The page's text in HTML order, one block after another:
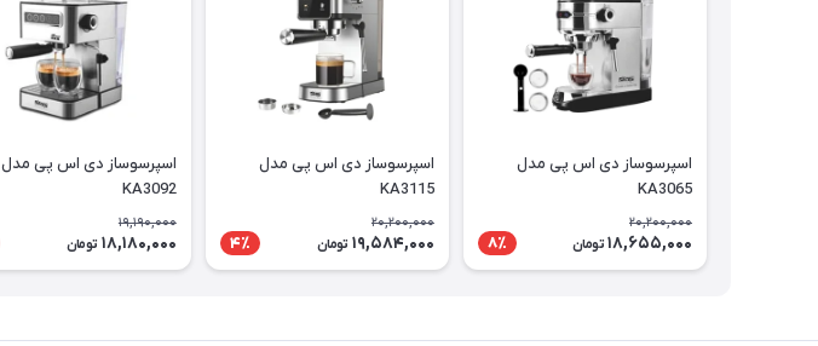
اسپرسوساز دی اس پی مدل
KA3065
20,200,000
18,655,000 تومان 8٪
اسپرسوساز دی اس پی مدل
KA3115
20,200,000
19,584,000 تومان 4٪
اسپرسوساز دی اس پی مدل
KA3092
19,190,000
18,180,000 تومان